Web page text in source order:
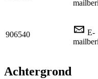
906540
E-
Achtergrond